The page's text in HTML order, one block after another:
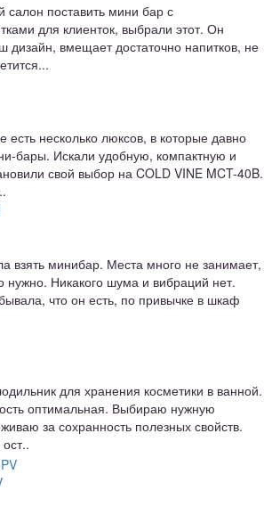
поставить мини бар с
для клиенток, выбрали этот. Он
дизайн, вмещает достаточно напитков, не
несколько люксов, в которые давно
бары. Искали удобную, компактную и
свой выбор на COLD VINE MCT-40B.
взять минибар. Места много не занимает,
нужно. Никакого шума и вибраций нет.
что он есть, по привычке в шкаф
для хранения косметики в ванной.
оптимальная. Выбираю нужную
за сохранность полезных свойств.